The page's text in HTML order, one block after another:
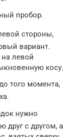
пробор.
стороны,
вариант.
левой
косу.
того момента,
нужно
друг с другом, а